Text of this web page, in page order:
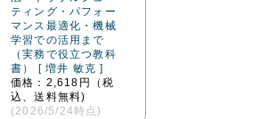
ティング・パフォー
マンス最適化・機械
学習での活用まで
（実務で役立つ教科
書） [ 増井 敏克 ]
価格：2,618円（税
込、送料無料)
(2026/5/24時点)